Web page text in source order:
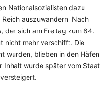
Nationalsozialisten dazu
auszuwandern. Nach
der sich am Freitag zum 84.
nicht mehr verschifft. Die
wurden, blieben in den Häfen
Inhalt wurde später vom Staat